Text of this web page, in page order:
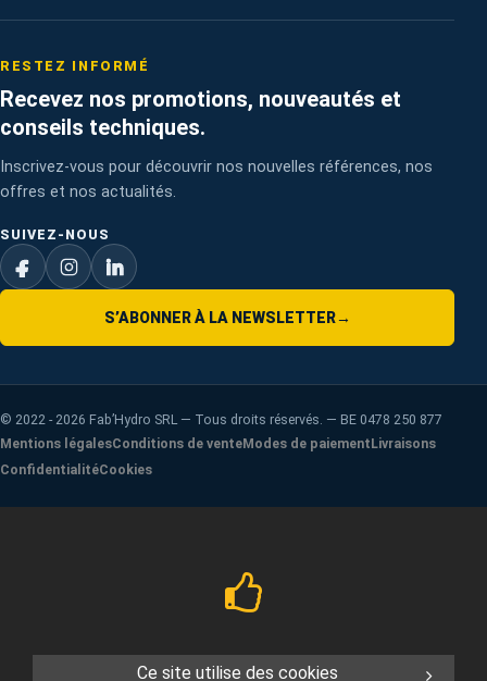
RESTEZ INFORMÉ
Recevez nos promotions, nouveautés et
conseils techniques.
Inscrivez-vous pour découvrir nos nouvelles références, nos
offres et nos actualités.
SUIVEZ-NOUS
S’ABONNER À LA NEWSLETTER→
© 2022 - 2026 Fab’Hydro SRL — Tous droits réservés. — BE 0478 250 877
Mentions légalesConditions de venteModes de paiementLivraisons
ConfidentialitéCookies
Ce site utilise des cookies